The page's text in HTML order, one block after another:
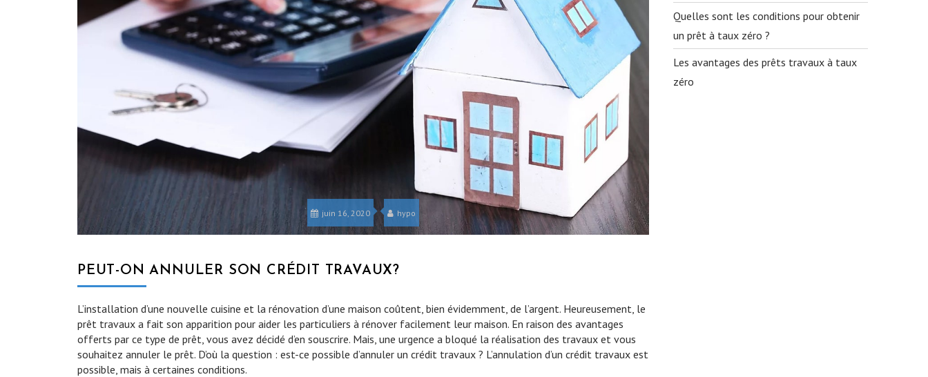
juin 16, 2020 hypo
PEUT-ON ANNULER SON CRÉDIT TRAVAUX?
L’installation d’une nouvelle cuisine et la rénovation d’une maison coûtent, bien évidemment, de l’argent. Heureusement, le
prêt travaux a fait son apparition pour aider les particuliers à rénover facilement leur maison. En raison des avantages
offerts par ce type de prêt, vous avez décidé d’en souscrire. Mais, une urgence a bloqué la réalisation des travaux et vous
souhaitez annuler le prêt. D’où la question : est-ce possible d’annuler un crédit travaux ? L’annulation d’un crédit travaux est
possible, mais à certaines conditions.
Quelles sont les conditions pour obtenir
un prêt à taux zéro ?
Les avantages des prêts travaux à taux
zéro